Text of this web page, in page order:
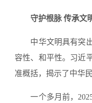
守护根脉 传承文
中华文明具有突出
容性、和平性。习近
准概括，揭示了中华
一个多月前，2025